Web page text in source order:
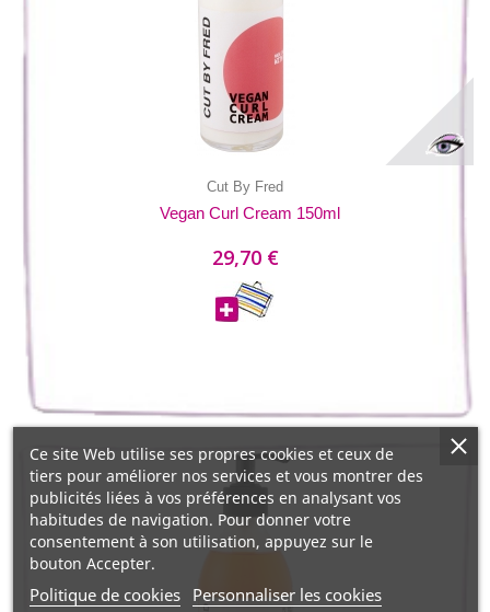
Cut By Fred
Vegan Curl Cream 150ml
29,70 €
Ce site Web utilise ses propres cookies et ceux de
tiers pour améliorer nos services et vous montrer des
publicités liées à vos préférences en analysant vos
habitudes de navigation. Pour donner votre
consentement à son utilisation, appuyez sur le
bouton Accepter.
Politique de cookies Personnaliser les cookies